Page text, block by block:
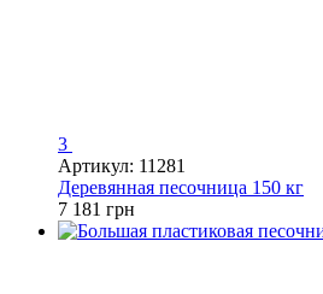
3
Артикул: 11281
Деревянная песочница 150 кг
7 181 грн